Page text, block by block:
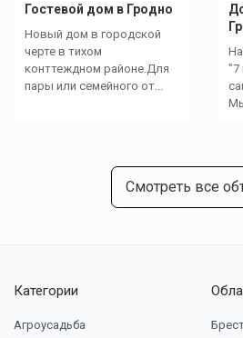
Гостевой дом в Гродно
Новый дом в городской
черте в тихом
конттеждном районе.Для
пары или семейного от...
"7
Смотреть все
Категории
Агроусадьба